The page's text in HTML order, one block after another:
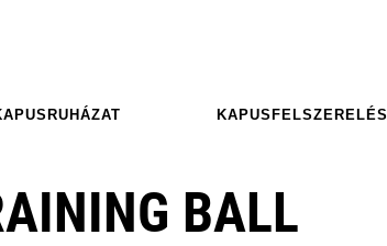
KAPUSFELSZERELÉS
BALL